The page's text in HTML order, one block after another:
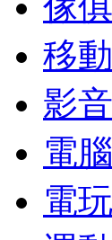
移
影
電
電